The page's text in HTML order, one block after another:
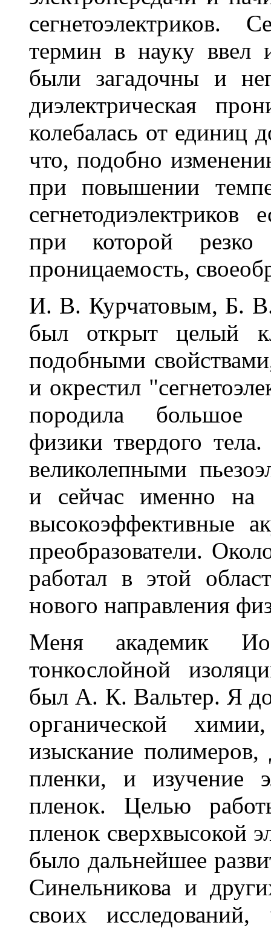
сегнетоэлектриков.
термин в науку ввел
были загадочны и
диэлектрическая
колебалась от единиц
что, подобно
при повышении
сегнетодиэлектриков
при которой резко
проницаемость,
И. В. Курчатовым, Б.
был открыт целый
подобными
и окрестил
породила большое
физики твердого тела.
великолепными
и сейчас именно на
высокоэффективные
преобразователи.
работал в этой
нового направления
Меня академик
тонкослойной
был А. К. Вальтер. Я
органической
изыскание
пленки, и изучение
пленок. Целью
пленок сверхвысокой
было дальнейшее
Синельникова и
своих